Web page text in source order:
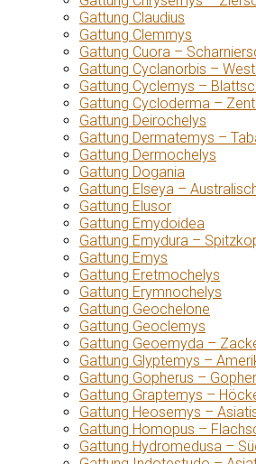
Gattung Claudius
Gattung Clemmys
Gattung Cuora –
Gattung Cyclanorbis –
Gattung Cyclemys –
Gattung Cycloderma –
Gattung Deirochelys
Gattung Dermatemys –
Gattung Dermochelys
Gattung Dogania
Gattung Elseya –
Gattung Elusor
Gattung Emydoidea
Gattung Emydura –
Gattung Emys
Gattung Eretmochelys
Gattung Erymnochelys
Gattung Geochelone
Gattung Geoclemys
Gattung Geoemyda –
Gattung Glyptemys –
Gattung Gopherus –
Gattung Graptemys –
Gattung Heosemys –
Gattung Homopus –
Gattung Hydromedusa –